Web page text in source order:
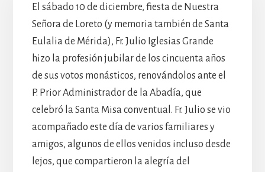
El sábado 10 de diciembre, fiesta de Nuestra
Señora de Loreto (y memoria también de Santa
Eulalia de Mérida), Fr. Julio Iglesias Grande
hizo la profesión jubilar de los cincuenta años
de sus votos monásticos, renovándolos ante el
P. Prior Administrador de la Abadía, que
celebró la Santa Misa conventual. Fr. Julio se vio
acompañado este día de varios familiares y
amigos, algunos de ellos venidos incluso desde
lejos, que compartieron la alegría del